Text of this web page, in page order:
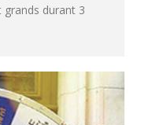
durant 3